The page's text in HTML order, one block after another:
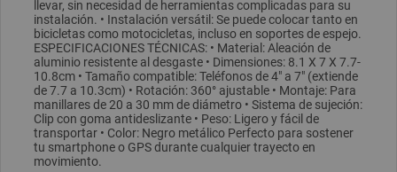
llevar, sin necesidad de herramientas complicadas para su
instalación. • Instalación versátil: Se puede colocar tanto en
bicicletas como motocicletas, incluso en soportes de espejo.
ESPECIFICACIONES TÉCNICAS: • Material: Aleación de
aluminio resistente al desgaste • Dimensiones: 8.1 X 7 X 7.7-
10.8cm • Tamaño compatible: Teléfonos de 4" a 7" (extiende
de 7.7 a 10.3cm) • Rotación: 360° ajustable • Montaje: Para
manillares de 20 a 30 mm de diámetro • Sistema de sujeción:
Clip con goma antideslizante • Peso: Ligero y fácil de
transportar • Color: Negro metálico Perfecto para sostener
tu smartphone o GPS durante cualquier trayecto en
movimiento.